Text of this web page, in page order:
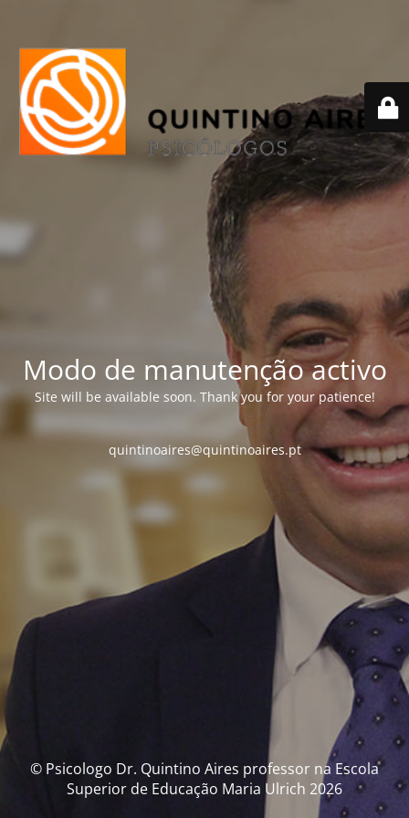
Modo de manutenção activo
Site will be available soon. Thank you for your patience!
quintinoaires@quintinoaires.pt
© Psicologo Dr. Quintino Aires professor na Escola
Superior de Educação Maria Ulrich 2026